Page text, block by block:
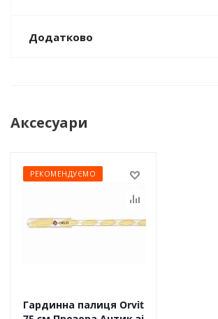
Додатково
Аксесуари
РЕКОМЕНДУЄМО
Гардинна палиця Orvit